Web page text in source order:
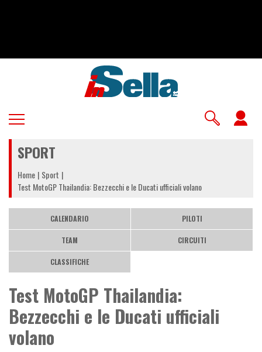
SPORT
Home Sport
Test MotoGP Thailandia: Bezzecchi e le Ducati ufficiali volano
CALENDARIO PILOTI
TEAM CIRCUITI
CLASSIFICHE
Test MotoGP Thailandia:
Bezzecchi e le Ducati ufficiali
volano